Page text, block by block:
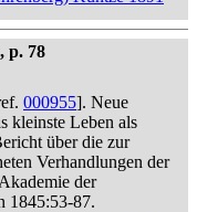
p. 78
000955]. Neue
kleinste Leben als
über die zur
Verhandlungen der
der
1845:53-87.